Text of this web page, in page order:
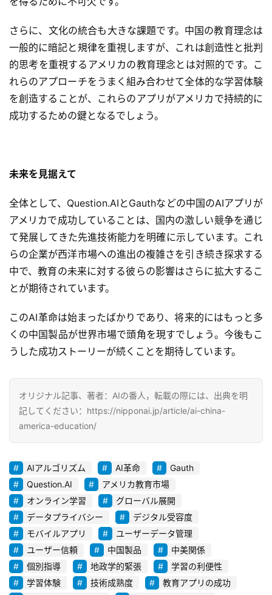
ー
ス
A
I
ツ
ー
ト
A
I
活
用
お
い
わ
せ
さらに、文化の統合も大きな課題です。中国の教育理念は
一般的に暗記と規律を重視しますが、これは創造性と批判
的思考を重視するアメリカの教育理念とは対照的です。こ
れらのアプローチをうまく組み合わせて全体的な学習体験
を創造することが、これらのアプリがアメリカで持続的に
成功するための鍵となるでしょう。
未来を見据えて
全体として、Question.AIとGauthなどの中国のAIアプリが
アメリカで成功していることは、国内の激しい競争を通じ
て発展してきた先進技術能力を明確に示しています。これ
らの企業が西洋市場への進出の複雑さを引き続き探求する
中で、教育の未来に対する彼らの影響はさらに拡大するこ
とが期待されています。
このAI革命は始まったばかりであり、将来的にはもっと多
くの中国製品が世界市場で頭角を現すでしょう。今後もこ
うした成功ストーリーが続くことを期待しています。
オリジナル記事、著者：AIの番人，転載の際には、出典を明
記してください：https://nipponai.jp/article/ai-china-
america-education/
AIアルゴリズム AI革命
Gauth
Question.AI
アメリカ教育市場
オンライン学習
グローバル展開
データプライバシー
デジタル受容度
モバイルアプリ
ユーザーデータ管理
ユーザー信頼
中国製品
中美関係
個別指導
地政学的緊張
学習の利便性
学習体験
技術成熟度
教育アプリの成功